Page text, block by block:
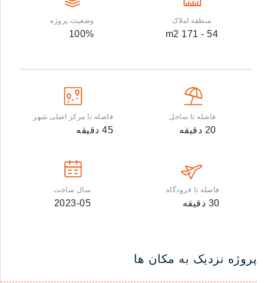
منطقه املاک
54 - 171
وضعیت پروژه
100%
فاصله تا ساحل:
20 دقیقه
فاصله تا مرکز اصلی شهر:
45 دقیقه
فاصله تا فرودگاه:
30 دقیقه
سال ساخت
2023-05
پروژه نزدیک به مکان ها